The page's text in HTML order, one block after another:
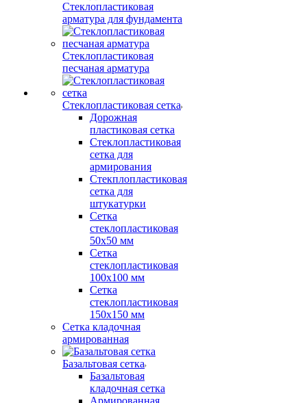
Стеклопластиковая
арматура для фундамента
Стеклопластиковая
песчаная арматура
Стеклопластиковая сетка
Дорожная
пластиковая сетка
Стеклопластиковая
сетка для
армирования
Стекплопластиковая
сетка для
штукатурки
Сетка
стеклопластиковая
50x50 мм
Сетка
стеклопластиковая
100x100 мм
Сетка
стеклопластиковая
150x150 мм
Сетка кладочная
армированная
Базальтовая сетка
Базальтовая
кладочная сетка
Армированная